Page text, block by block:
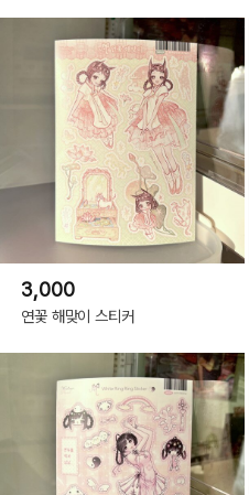
3,000
연꽃 해맞이 스티커